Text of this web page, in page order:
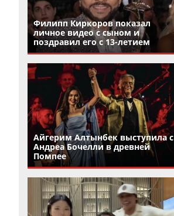
Филипп Киркоров показал
личное видео с сыном и
поздравил его с 13-летием
Айгерим Алтынбек выступила с
Андреа Бочелли в древней
Помпее